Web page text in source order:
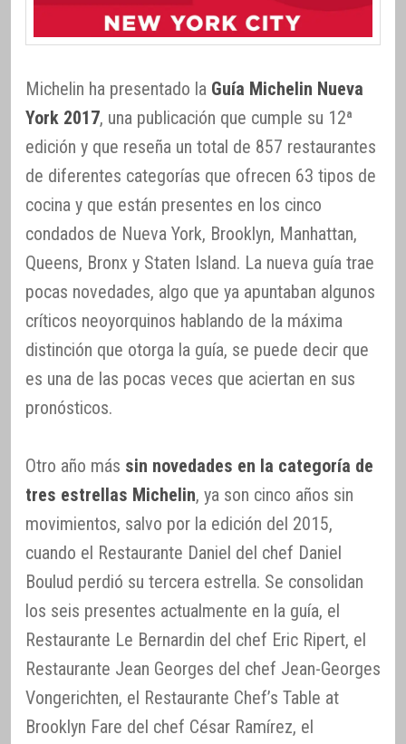
Michelin ha presentado la Guía Michelin Nueva
York 2017, una publicación que cumple su 12ª
edición y que reseña un total de 857 restaurantes
de diferentes categorías que ofrecen 63 tipos de
cocina y que están presentes en los cinco
condados de Nueva York, Brooklyn, Manhattan,
Queens, Bronx y Staten Island. La nueva guía trae
pocas novedades, algo que ya apuntaban algunos
críticos neoyorquinos hablando de la máxima
distinción que otorga la guía, se puede decir que
es una de las pocas veces que aciertan en sus
pronósticos.
Otro año más sin novedades en la categoría de
tres estrellas Michelin, ya son cinco años sin
movimientos, salvo por la edición del 2015,
cuando el Restaurante Daniel del chef Daniel
Boulud perdió su tercera estrella. Se consolidan
los seis presentes actualmente en la guía, el
Restaurante Le Bernardin del chef Eric Ripert, el
Restaurante Jean Georges del chef Jean-Georges
Vongerichten, el Restaurante Chef’s Table at
Brooklyn Fare del chef César Ramírez, el